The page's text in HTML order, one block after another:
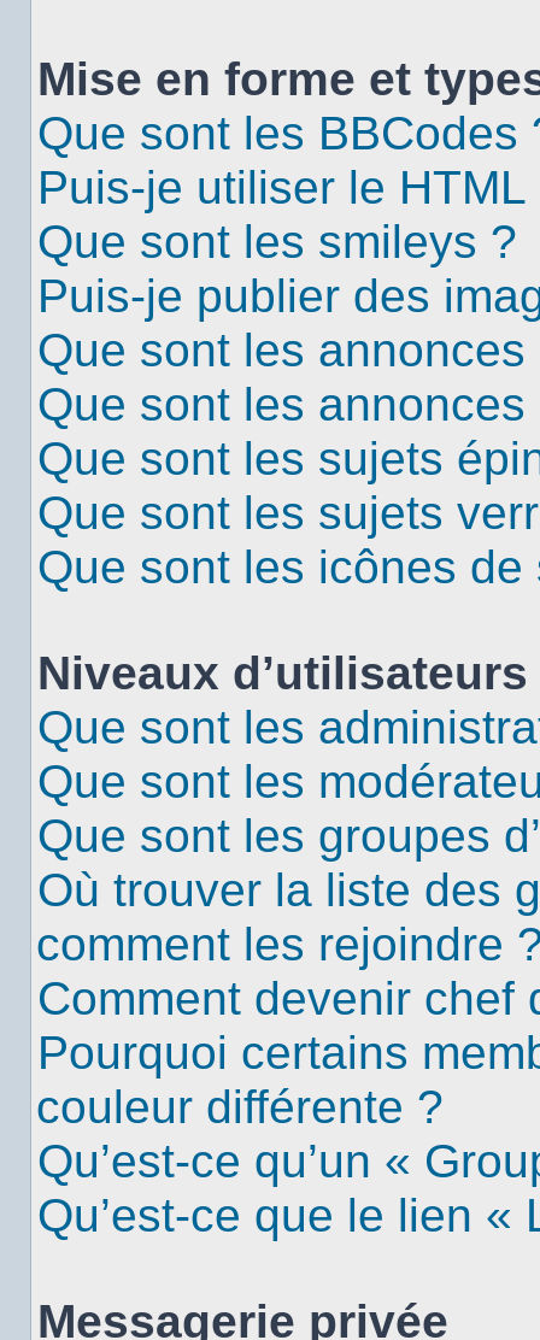
Mise en forme et
Que sont les BBCodes
Puis-je utiliser le HTML
Que sont les smileys ?
Puis-je publier des
Que sont les
Que sont les annonces
Que sont les sujets
Que sont les sujets
Que sont les icônes de
Niveaux
Que sont les
Que sont les
Que sont les groupes
Où trouver la liste des
comment les rejoindre
Comment devenir chef
Pourquoi certains
couleur différente ?
Qu’est-ce qu’un «
Qu’est-ce que le lien «
Messagerie privée